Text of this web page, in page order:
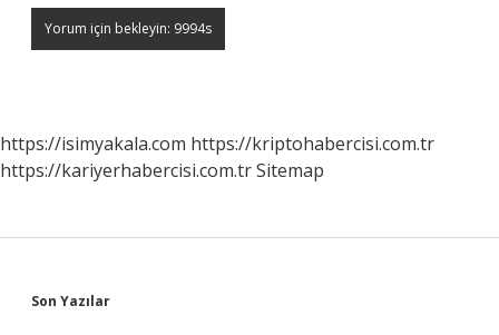
https://isimyakala.com https://kriptohabercisi.com.tr
https://kariyerhabercisi.com.trSitemap
Sidebar
Son Yazılar